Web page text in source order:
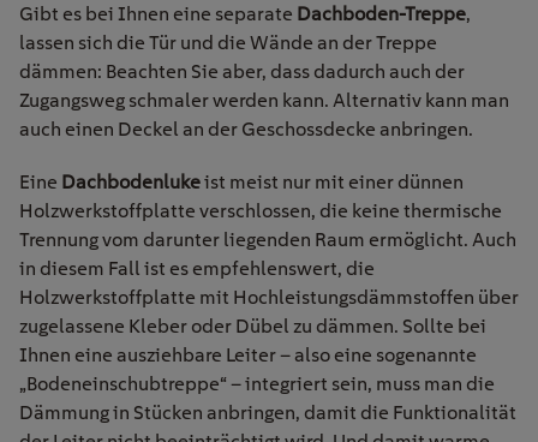
Gibt es bei Ihnen eine separate Dachboden-Treppe,
lassen sich die Tür und die Wände an der Treppe
dämmen: Beachten Sie aber, dass dadurch auch der
Zugangsweg schmaler werden kann. Alternativ kann man
auch einen Deckel an der Geschossdecke anbringen.
Eine Dachbodenlukeist meist nur mit einer dünnen
Holzwerkstoffplatte verschlossen, die keine thermische
Trennung vom darunter liegenden Raum ermöglicht. Auch
in diesem Fall ist es empfehlenswert, die
Holzwerkstoffplatte mit Hochleistungsdämmstoffen über
zugelassene Kleber oder Dübel zu dämmen. Sollte bei
Ihnen eine ausziehbare Leiter – also eine sogenannte
„Bodeneinschubtreppe“ – integriert sein, muss man die
Dämmung in Stücken anbringen, damit die Funktionalität